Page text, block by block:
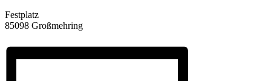
Festplatz
85098 Großmehring